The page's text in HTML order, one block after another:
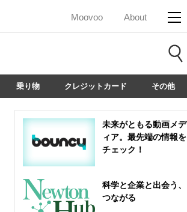
Moovoo About
乗り物 クレジットカード その他
未来がともる動画メデ
ィア。最先端の情報を
チェック！
科学と企業と出会う、
つながる